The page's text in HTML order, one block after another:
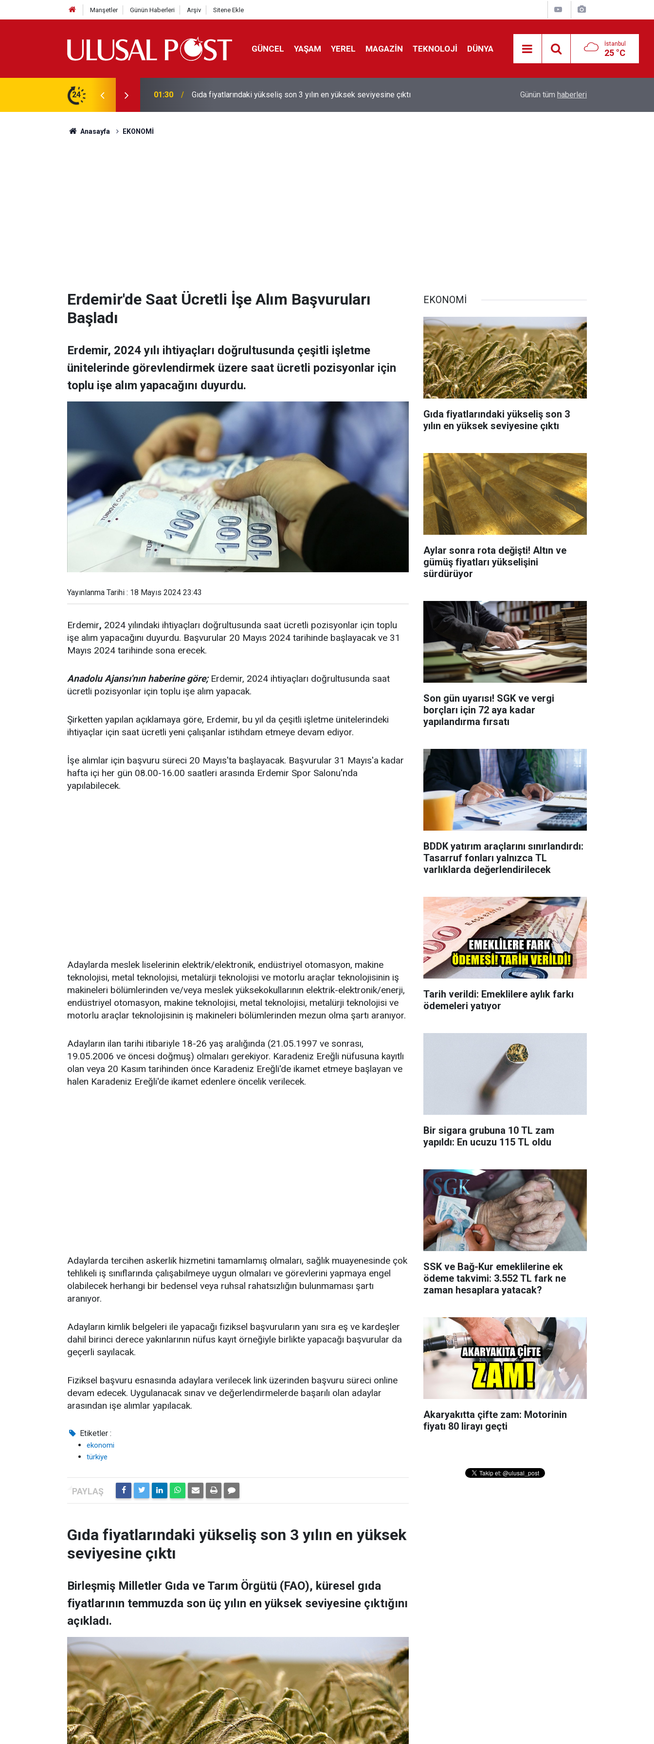
Manşetler Günün Haberleri Arşiv Sitene Ekle
GÜNCEL YAŞAM YEREL MAGAZİN TEKNOLOJİ DÜNYA İstanbul
25 °C
24
en yüksek seviyesine çıktı 01:26 Galatasaray'dan sekiz kişi hakkında savcılığa suç duyurusu
kontrol edecek
Günün tüm haberleri
Anasayfa EKONOMİ
Erdemir'de Saat Ücretli İşe Alım Başvuruları
Başladı
Erdemir, 2024 yılı ihtiyaçları doğrultusunda çeşitli işletme
ünitelerinde görevlendirmek üzere saat ücretli pozisyonlar için
toplu işe alım yapacağını duyurdu.
Yayınlanma Tarihi : 18 Mayıs 2024 23:43
Erdemir, 2024 yılındaki ihtiyaçları doğrultusunda saat ücretli pozisyonlar için toplu
işe alım yapacağını duyurdu. Başvurular 20 Mayıs 2024 tarihinde başlayacak ve 31
Mayıs 2024 tarihinde sona erecek.
Anadolu Ajansı'nın haberine göre;Erdemir, 2024 ihtiyaçları doğrultusunda saat
ücretli pozisyonlar için toplu işe alım yapacak.
Şirketten yapılan açıklamaya göre, Erdemir, bu yıl da çeşitli işletme ünitelerindeki
ihtiyaçlar için saat ücretli yeni çalışanlar istihdam etmeye devam ediyor.
İşe alımlar için başvuru süreci 20 Mayıs'ta başlayacak. Başvurular 31 Mayıs'a kadar
hafta içi her gün 08.00-16.00 saatleri arasında Erdemir Spor Salonu'nda
yapılabilecek.
Adaylarda meslek liselerinin elektrik/elektronik, endüstriyel otomasyon, makine
teknolojisi, metal teknolojisi, metalürji teknolojisi ve motorlu araçlar teknolojisinin iş
makineleri bölümlerinden ve/veya meslek yüksekokullarının elektrik-elektronik/enerji,
endüstriyel otomasyon, makine teknolojisi, metal teknolojisi, metalürji teknolojisi ve
motorlu araçlar teknolojisinin iş makineleri bölümlerinden mezun olma şartı aranıyor.
Adayların ilan tarihi itibariyle 18-26 yaş aralığında (21.05.1997 ve sonrası,
19.05.2006 ve öncesi doğmuş) olmaları gerekiyor. Karadeniz Ereğli nüfusuna kayıtlı
olan veya 20 Kasım tarihinden önce Karadeniz Ereğli'de ikamet etmeye başlayan ve
halen Karadeniz Ereğli'de ikamet edenlere öncelik verilecek.
Adaylarda tercihen askerlik hizmetini tamamlamış olmaları, sağlık muayenesinde çok
tehlikeli iş sınıflarında çalışabilmeye uygun olmaları ve görevlerini yapmaya engel
olabilecek herhangi bir bedensel veya ruhsal rahatsızlığın bulunmaması şartı
aranıyor.
Adayların kimlik belgeleri ile yapacağı fiziksel başvuruların yanı sıra eş ve kardeşler
dahil birinci derece yakınlarının nüfus kayıt örneğiyle birlikte yapacağı başvurular da
geçerli sayılacak.
Fiziksel başvuru esnasında adaylara verilecek link üzerinden başvuru süreci online
devam edecek. Uygulanacak sınav ve değerlendirmelerde başarılı olan adaylar
arasından işe alımlar yapılacak.
Etiketler :
ekonomi
türkiye
Gıda fiyatlarındaki yükseliş son 3 yılın en yüksek
seviyesine çıktı
Birleşmiş Milletler Gıda ve Tarım Örgütü (FAO), küresel gıda
fiyatlarının temmuzda son üç yılın en yüksek seviyesine çıktığını
açıkladı.
EKONOMİ
Gıda fiyatlarındaki yükseliş son 3
yılın en yüksek seviyesine çıktı
Aylar sonra rota değişti! Altın ve
gümüş fiyatları yükselişini
sürdürüyor
Son gün uyarısı! SGK ve vergi
borçları için 72 aya kadar
yapılandırma fırsatı
BDDK yatırım araçlarını sınırlandırdı:
Tasarruf fonları yalnızca TL
varlıklarda değerlendirilecek
Tarih verildi: Emeklilere aylık farkı
ödemeleri yatıyor
Bir sigara grubuna 10 TL zam
yapıldı: En ucuzu 115 TL oldu
SSK ve Bağ-Kur emeklilerine ek
ödeme takvimi: 3.552 TL fark ne
zaman hesaplara yatacak?
Akaryakıtta çifte zam: Motorinin
fiyatı 80 lirayı geçti